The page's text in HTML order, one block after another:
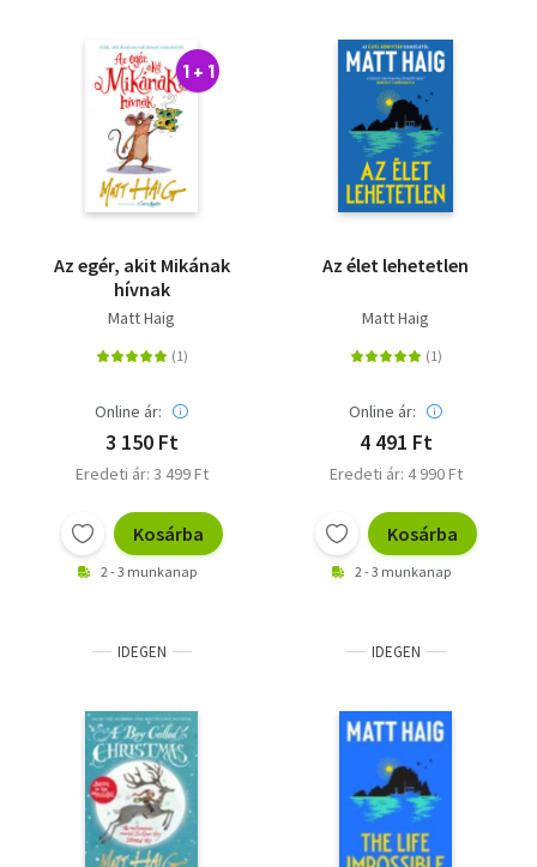
1 + 1
Az egér, akit Mikának
hívnak
Matt Haig
Online ár:
3 150 Ft
Eredeti ár: 3 499 Ft
Kosárba
2 - 3 munkanap
Az élet lehetetlen
Matt Haig
Online ár:
4 491 Ft
Eredeti ár: 4 990 Ft
Kosárba
2 - 3 munkanap
IDEGEN IDEGEN